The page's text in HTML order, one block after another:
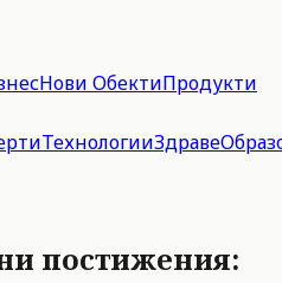
Нови ОбектиПродукти
ТехнологииЗдраве
постижения: